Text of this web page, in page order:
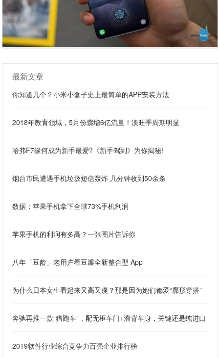
最新文章
你知道几个？小米小盒子史上最简单的APP安装方法
2018年教育领域，5月份骤增6亿流量！淡旺季周期明显
哈弗F7缘何成为新手最爱?《新手驾到》为你揭秘!
烟台市民遭遇手机垃圾短信轰炸 几分钟收到50余条
数据：苹果手机拿下全球73%手机利润
苹果手机的利润有多高？一张图片告诉你
八年「豆龄」老用户看豆瓣全新整合型 App
为什么日本女生看起来又高又瘦？那是因为她们都爱“廓形穿搭”
奔驰再推一款“猎跑车”，配无框车门+溜背车身，关键还是纯进口
2019软件行业综合竞争力百强企业排行榜